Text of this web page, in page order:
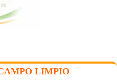
LIMPIO